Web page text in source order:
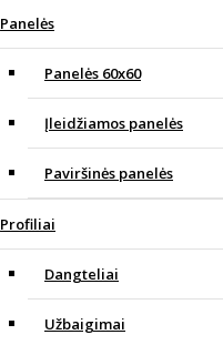
Panelės
Panelės 60x60
Įleidžiamos panelės
Paviršinės panelės
Profiliai
Dangteliai
Užbaigimai